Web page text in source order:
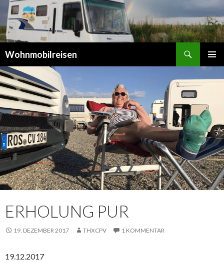
Wohnmobilreisen
MENÜ
ZUM
INHALT
ERHOLUNG PUR
19. DEZEMBER 2017 THXCPV 1 KOMMENTAR
19.12.2017